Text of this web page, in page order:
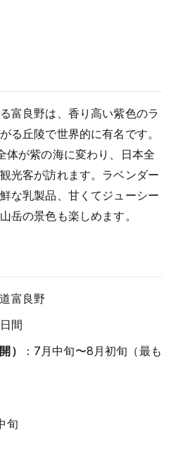
富良野は、香り高い紫色のラ
る丘陵で世界的に有名です。
体が紫の海に変わり、日本全
光客が訪れます。ラベンダー
な乳製品、甘くてジューシー
岳の景色も楽しめます。
富良野
間
）
：7月中旬〜8月初旬（最も
旬